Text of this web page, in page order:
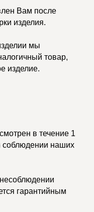
Вам после
изделия.
мы
товар,
изделие.
в течение 1
соблюдении наших
гарантийным